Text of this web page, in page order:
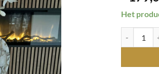
Het